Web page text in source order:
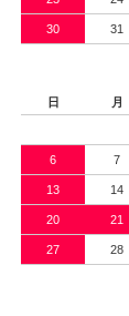
30 31
日
月
6 7
13 14
20 21
27 28